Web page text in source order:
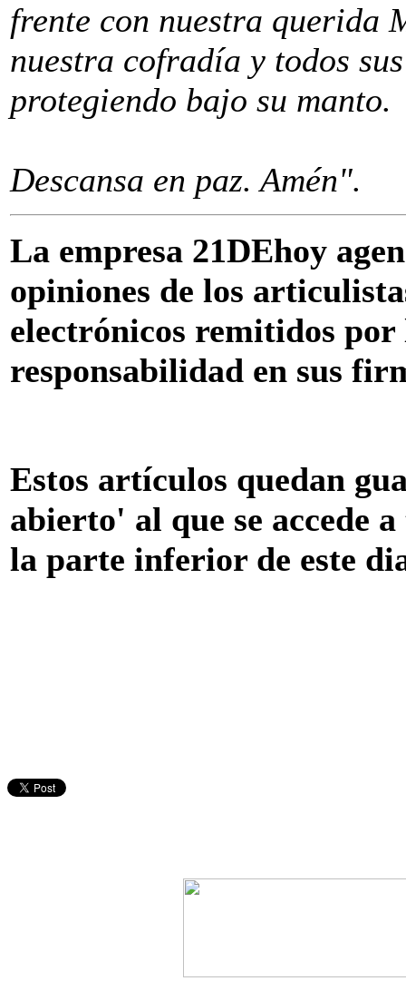
frente con nuestra querida
nuestra cofradía y todos
protegiendo bajo su manto.
Descansa en paz. Amén".
La empresa 21DEhoy
opiniones de los
electrónicos remitidos por
responsabilidad en sus
Estos artículos quedan
abierto' al que se accede
la parte inferior de este